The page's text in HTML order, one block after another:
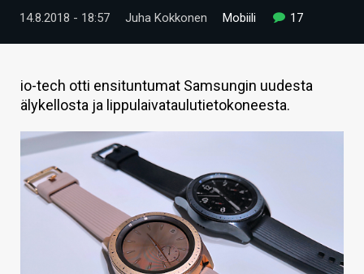
VIDEOT
TECHBBS
TIETOA
HINTA.FI
KAUPPA
VAIHDA TEEMA
14.8.2018 - 18:57 Juha Kokkonen Mobiili 17
io-tech otti ensituntumat Samsungin uudesta
älykellosta ja lippulaivataulutietokoneesta.